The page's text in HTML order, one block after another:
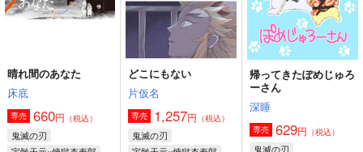
サンプル サンプル
作品詳細
サンプル
作品詳細
晴れ間のあなた
床底
専売 660円 （税込）
鬼滅の刃
どこにもない
片仮名
専売 1,257円 （税込）
鬼滅の刃
帰ってきたぽめじゅろ
ーさん
深睡
専売 629円 （税込）
鬼滅の刃